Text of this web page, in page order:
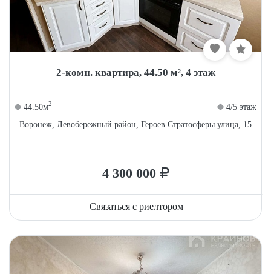
2-комн. квартира, 44.50 м², 4 этаж
44.50м2
4/5 этаж
Воронеж, Левобережный район, Героев Стратосферы улица, 15
4 300 000
Связаться с риелтором